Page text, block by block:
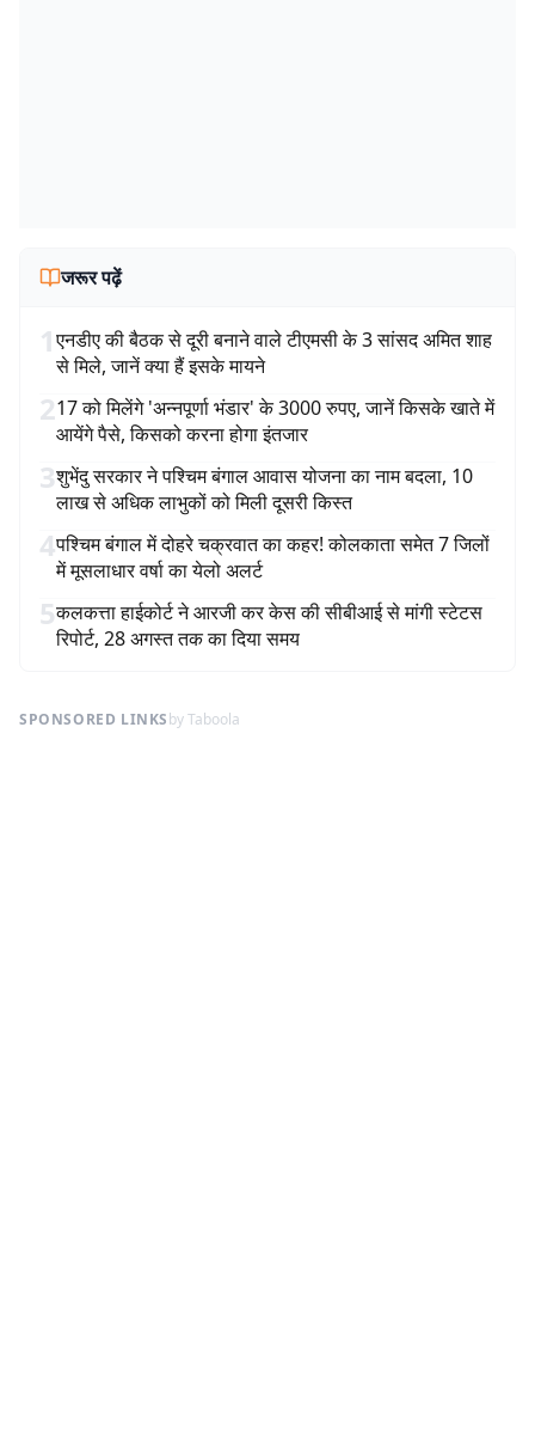
जरूर पढ़ें
1एनडीए की बैठक से दूरी बनाने वाले टीएमसी के 3 सांसद अमित शाह
से मिले, जानें क्या हैं इसके मायने
217 को मिलेंगे 'अन्नपूर्णा भंडार' के 3000 रुपए, जानें किसके खाते में
आयेंगे पैसे, किसको करना होगा इंतजार
3शुभेंदु सरकार ने पश्चिम बंगाल आवास योजना का नाम बदला, 10
लाख से अधिक लाभुकों को मिली दूसरी किस्त
4पश्चिम बंगाल में दोहरे चक्रवात का कहर! कोलकाता समेत 7 जिलों
में मूसलाधार वर्षा का येलो अलर्ट
5कलकत्ता हाईकोर्ट ने आरजी कर केस की सीबीआई से मांगी स्टेटस
रिपोर्ट, 28 अगस्त तक का दिया समय
SPONSORED LINKSby Taboola